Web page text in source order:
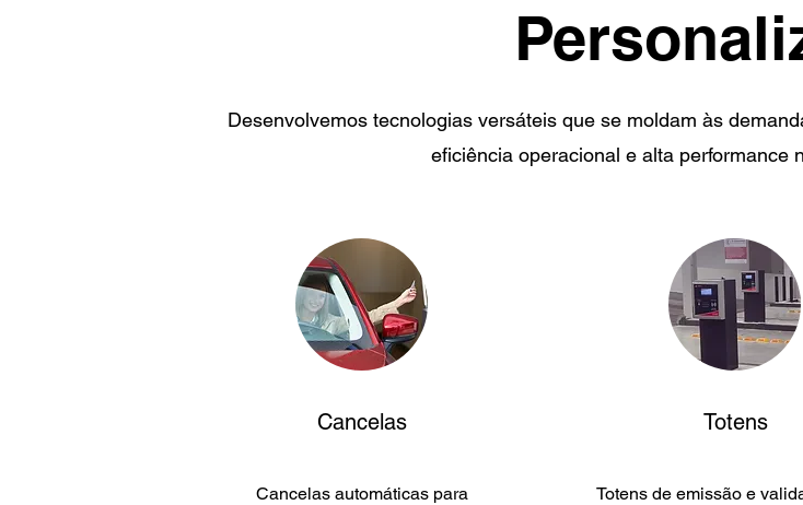
Desenvolvemos tecnologias versáteis que se moldam às
eficiência operacional e alta performance
Cancelas
Cancelas automáticas para
Totens
Totens de emissão e